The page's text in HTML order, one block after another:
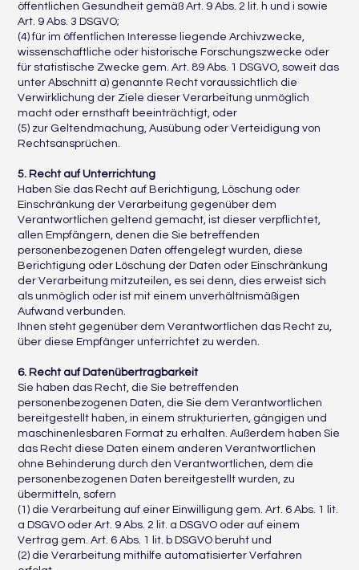
öffentlichen Gesundheit gemäß Art. 9 Abs. 2 lit. h und i sowie
Art. 9 Abs. 3 DSGVO;
(4) für im öffentlichen Interesse liegende Archivzwecke,
wissenschaftliche oder historische Forschungszwecke oder
für statistische Zwecke gem. Art. 89 Abs. 1 DSGVO, soweit das
unter Abschnitt a) genannte Recht voraussichtlich die
Verwirklichung der Ziele dieser Verarbeitung unmöglich
macht oder ernsthaft beeinträchtigt, oder
(5) zur Geltendmachung, Ausübung oder Verteidigung von
Rechtsansprüchen.
5. Recht auf Unterrichtung
Haben Sie das Recht auf Berichtigung, Löschung oder
Einschränkung der Verarbeitung gegenüber dem
Verantwortlichen geltend gemacht, ist dieser verpflichtet,
allen Empfängern, denen die Sie betreffenden
personenbezogenen Daten offengelegt wurden, diese
Berichtigung oder Löschung der Daten oder Einschränkung
der Verarbeitung mitzuteilen, es sei denn, dies erweist sich
als unmöglich oder ist mit einem unverhältnismäßigen
Aufwand verbunden.
Ihnen steht gegenüber dem Verantwortlichen das Recht zu,
über diese Empfänger unterrichtet zu werden.
6. Recht auf Datenübertragbarkeit
Sie haben das Recht, die Sie betreffenden
personenbezogenen Daten, die Sie dem Verantwortlichen
bereitgestellt haben, in einem strukturierten, gängigen und
maschinenlesbaren Format zu erhalten. Außerdem haben Sie
das Recht diese Daten einem anderen Verantwortlichen
ohne Behinderung durch den Verantwortlichen, dem die
personenbezogenen Daten bereitgestellt wurden, zu
übermitteln, sofern
(1) die Verarbeitung auf einer Einwilligung gem. Art. 6 Abs. 1 lit.
a DSGVO oder Art. 9 Abs. 2 lit. a DSGVO oder auf einem
Vertrag gem. Art. 6 Abs. 1 lit. b DSGVO beruht und
(2) die Verarbeitung mithilfe automatisierter Verfahren